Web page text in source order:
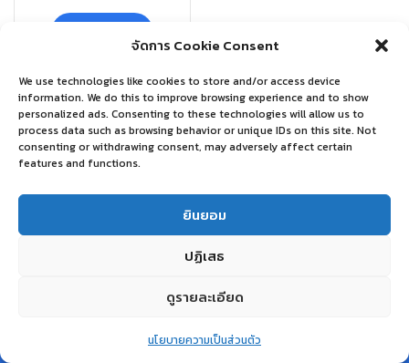
จัดการ Cookie Consent
We use technologies like cookies to store and/or access device
information. We do this to improve browsing experience and to show
personalized ads. Consenting to these technologies will allow us to
process data such as browsing behavior or unique IDs on this site. Not
consenting or withdrawing consent, may adversely affect certain
features and functions.
ยินยอม
ปฏิเสธ
ดูรายละเอียด
นโยบายความเป็นส่วนตัว
Wishlist